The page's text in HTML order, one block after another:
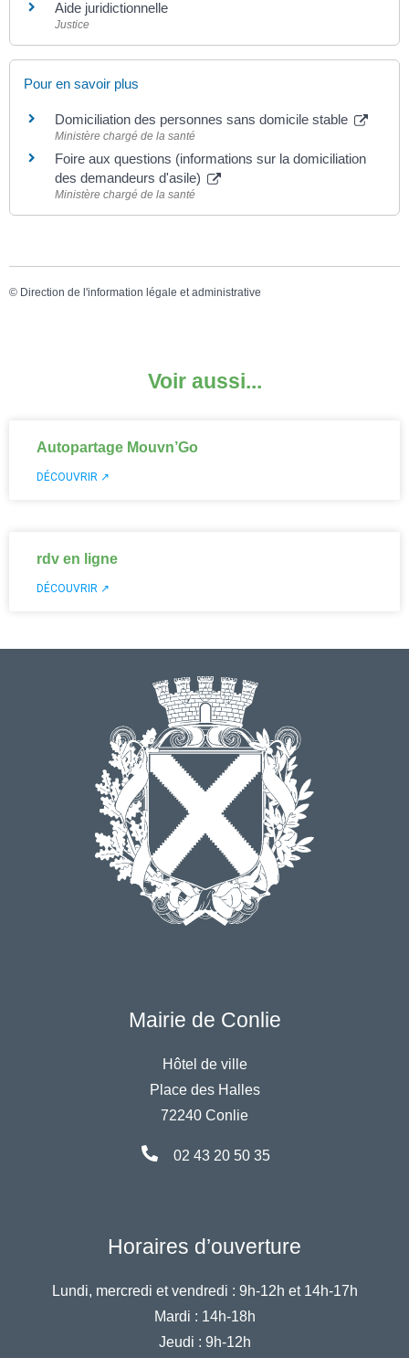
Aide juridictionnelle
Justice
Pour en savoir plus
Domiciliation des personnes sans domicile stable
Ministère chargé de la santé
Foire aux questions (informations sur la domiciliation
des demandeurs d'asile)
Ministère chargé de la santé
© Direction de l'information légale et administrative
Voir aussi...
Autopartage Mouvn’Go
DÉCOUVRIR ↗
rdv en ligne
DÉCOUVRIR ↗
Mairie de Conlie
Hôtel de ville
Place des Halles
72240 Conlie
02 43 20 50 35
Horaires d’ouverture
Lundi, mercredi et vendredi : 9h-12h et 14h-17h
Mardi : 14h-18h
Jeudi : 9h-12h